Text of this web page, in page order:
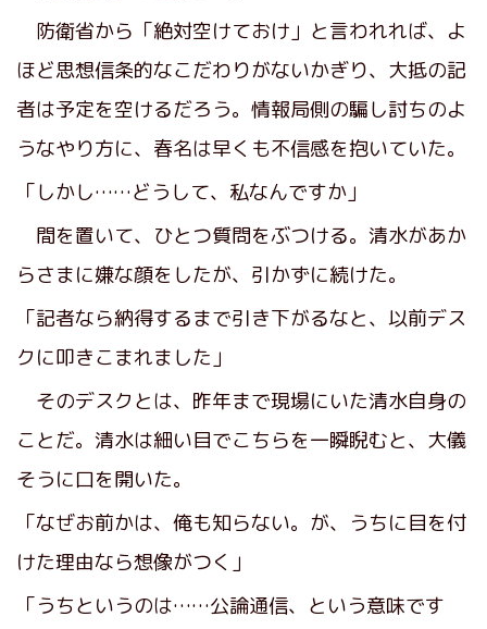
防衛省から「絶対空けておけ」と言われれば、よ
ほど思想信条的なこだわりがないかぎり、大抵の記
者は予定を空けるだろう。情報局側の騙し討ちのよ
うなやり方に、春名は早くも不信感を抱いていた。
「しかし……どうして、私なんですか」
間を置いて、ひとつ質問をぶつける。清水があか
らさまに嫌な顔をしたが、引かずに続けた。
「記者なら納得するまで引き下がるなと、以前デス
クに叩きこまれました」
そのデスクとは、昨年まで現場にいた清水自身の
ことだ。清水は細い目でこちらを一瞬睨むと、大儀
そうに口を開いた。
「なぜお前かは、俺も知らない。が、うちに目を付
けた理由なら想像がつく」
「うちというのは……公論通信、という意味です